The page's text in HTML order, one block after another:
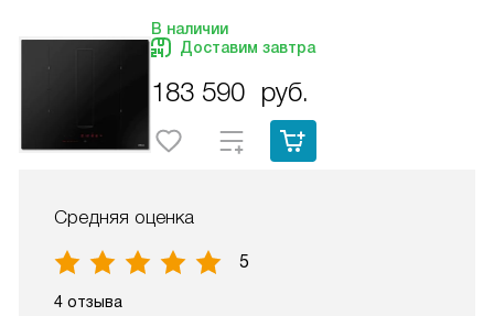
В наличии
Доставим завтра
183 590 руб.
Средняя оценка
5
4 отзыва